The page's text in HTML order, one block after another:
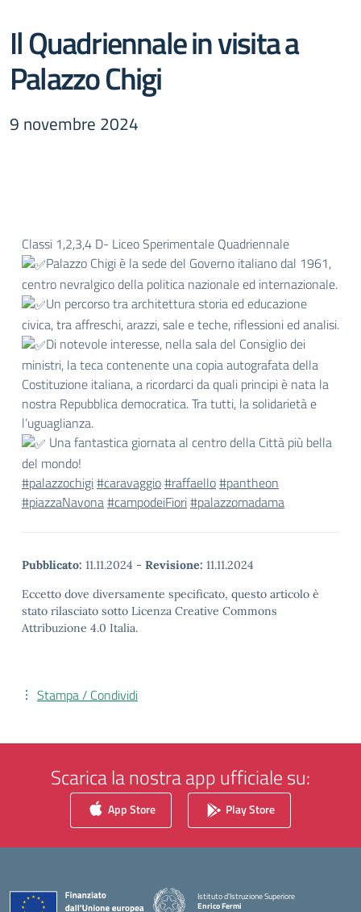
Il Quadriennale in visita a
Palazzo Chigi
9 novembre 2024
Classi 1,2,3,4 D- Liceo Sperimentale Quadriennale
Palazzo Chigi è la sede del Governo italiano dal 1961,
centro nevralgico della politica nazionale ed internazionale.
Un percorso tra architettura storia ed educazione
civica, tra affreschi, arazzi, sale e teche, riflessioni ed analisi.
Di notevole interesse, nella sala del Consiglio dei
ministri, la teca contenente una copia autografata della
Costituzione italiana, a ricordarci da quali principi è nata la
nostra Repubblica democratica. Tra tutti, la solidarietà e
l’uguaglianza.
Una fantastica giornata al centro della Città più bella
del mondo!
#palazzochigi#caravaggio#raffaello#pantheon
#piazzaNavona#campodeiFiori#palazzomadama
Pubblicato: 11.11.2024 - Revisione: 11.11.2024
Eccetto dove diversamente specificato, questo articolo è
stato rilasciato sotto Licenza Creative Commons
Attribuzione 4.0 Italia.
Stampa / Condividi
Scarica la nostra app ufficiale su:
App Store Play Store
Istituto d'Istruzione Superiore
Enrico Fermi